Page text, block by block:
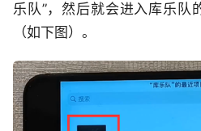
乐队”，然后就会进入库乐队
（如下图）。